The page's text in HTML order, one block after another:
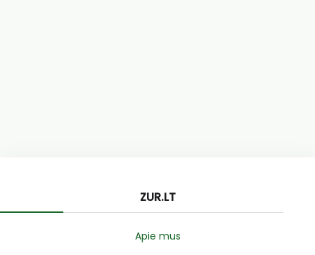
ZUR.LT
Apie mus